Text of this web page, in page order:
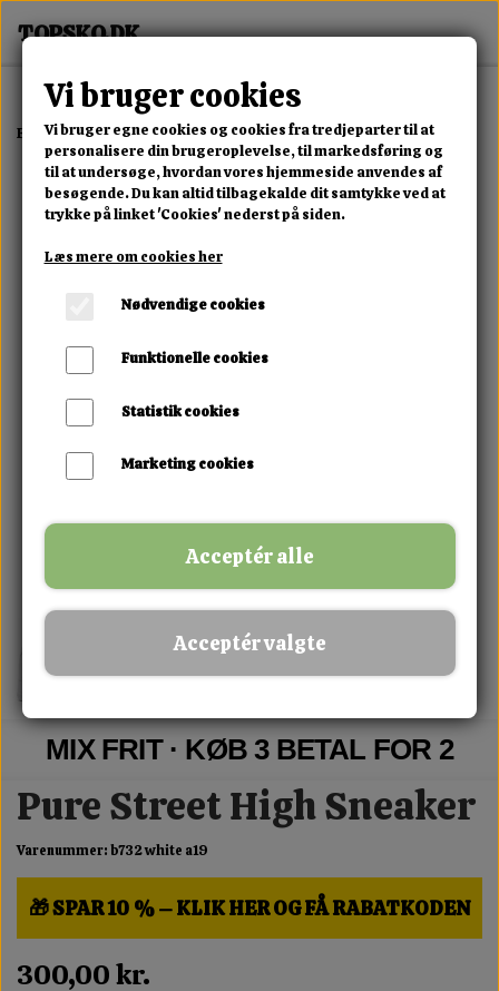
Forside Dame Alle Damesko Pure Street High Sneaker
MIX FRIT · KØB 3 BETAL FOR 2
Pure Street High Sneaker
Varenummer: b732 white a19
🎁 SPAR 10 % – KLIK HER OG FÅ RABATKODEN
300,00 kr.
Vi bruger cookies
Vi bruger egne cookies og cookies fra tredjeparter til at
personalisere din brugeroplevelse, til markedsføring og
til at undersøge, hvordan vores hjemmeside anvendes af
besøgende. Du kan altid tilbagekalde dit samtykke ved at
trykke på linket 'Cookies' nederst på siden.
Læs mere om cookies her
Nødvendige cookies
Funktionelle cookies
Statistik cookies
Marketing cookies
Acceptér alle
Acceptér valgte